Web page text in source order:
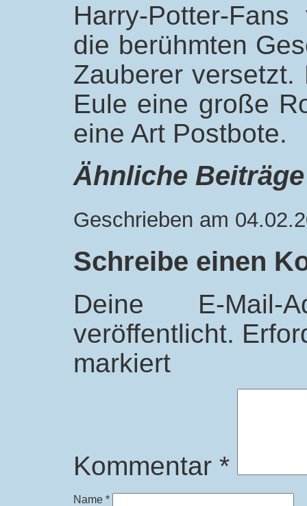
Harry-Potter-
die berühmten
Zauberer
Eule eine große
eine Art Postbote.
Ähnliche Beiträge
Geschrieben am
Schreibe einen
Deine E-
veröffentlicht.
markiert
Kommentar *
Name *